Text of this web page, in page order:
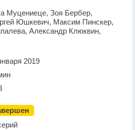
Муцениеце, Зоя Бербер,
Юшкевич, Максим Пинскер,
Александр Клюквин,
2019